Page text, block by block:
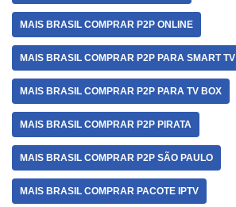
MAIS BRASIL COMPRAR P2P ONLINE
MAIS BRASIL COMPRAR P2P PARA SMART TV
MAIS BRASIL COMPRAR P2P PARA TV BOX
MAIS BRASIL COMPRAR P2P PIRATA
MAIS BRASIL COMPRAR P2P SÃO PAULO
MAIS BRASIL COMPRAR PACOTE IPTV